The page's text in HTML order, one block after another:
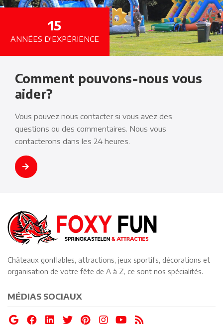
Comment pouvons-nous vous
aider?
Vous pouvez nous contacter si vous avez des
questions ou des commentaires. Nous vous
contacterons dans les 24 heures.
15
ANNÉES D'EXPÉRIENCE
Châteaux gonflables, attractions, jeux sportifs, décorations et
organisation de votre fête de A à Z, ce sont nos spécialités.
MÉDIAS SOCIAUX